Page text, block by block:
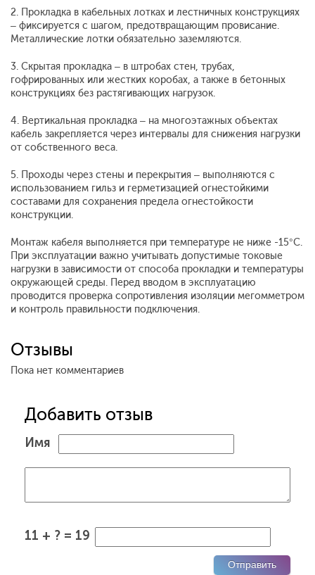
2. Прокладка в кабельных лотках и лестничных конструкциях
– фиксируется с шагом, предотвращающим провисание.
Металлические лотки обязательно заземляются.
3. Cкрытая прокладка – в штробах стен, трубах,
гофрированных или жестких коробах, а также в бетонных
конструкциях без растягивающих нагрузок.
4. Вертикальная прокладка – на многоэтажных объектах
кабель закрепляется через интервалы для снижения нагрузки
от собственного веса.
5. Проходы через стены и перекрытия – выполняются с
использованием гильз и герметизацией огнестойкими
составами для сохранения предела огнестойкости
конструкции.
Монтаж кабеля выполняется при температуре не ниже -15°C.
При эксплуатации важно учитывать допустимые токовые
нагрузки в зависимости от способа прокладки и температуры
окружающей среды. Перед вводом в эксплуатацию
проводится проверка сопротивления изоляции мегомметром
и контроль правильности подключения.
Отзывы
Пока нет комментариев
Добавить отзыв
Имя
11 + ? = 19